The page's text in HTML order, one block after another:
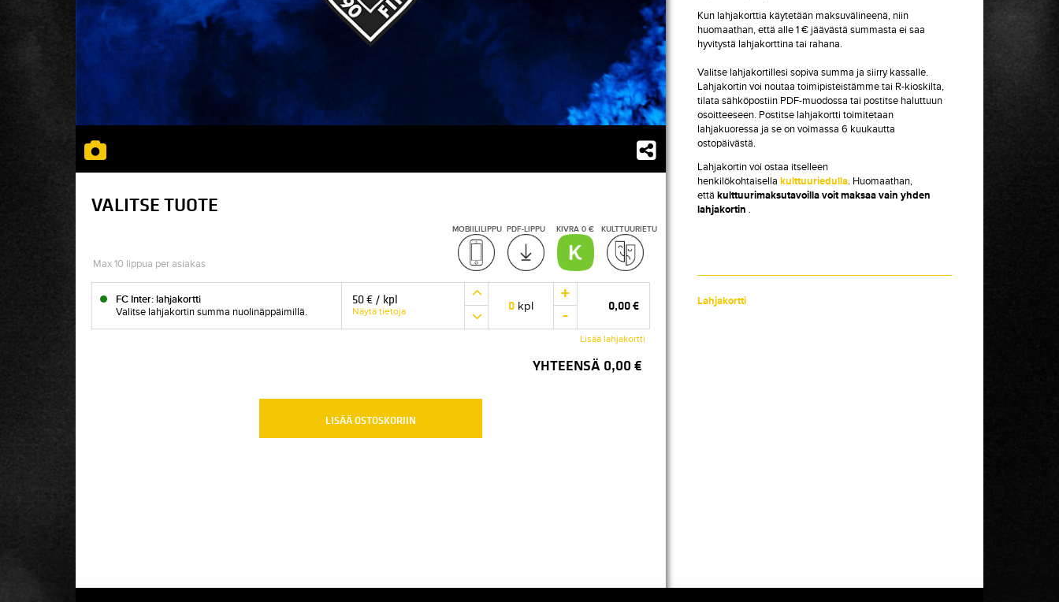
VALITSE TUOTE
Max 10 lippua per asiakas
MOBIILILIPPU PDF-LIPPU KIVRA 0 € KULTTUURIETU
FC Inter: lahjakortti
Valitse lahjakortin summa nuolinäppäimillä.
50€ / kpl
Näytä tietoja 0 kpl
+
0,00€
-
Lisää lahjakortti
YHTEENSÄ 0,00 €
LISÄÄ OSTOSKORIIN
Kun lahjakorttia käytetään maksuvälineenä, niin
huomaathan, että alle 1 € jäävästä summasta ei saa
hyvitystä lahjakorttina tai rahana.
Valitse lahjakortillesi sopiva summa ja siirry kassalle.
Lahjakortin voi noutaa toimipisteistämme tai R-kioskilta,
tilata sähköpostiin PDF-muodossa tai postitse haluttuun
osoitteeseen. Postitse lahjakortti toimitetaan
lahjakuoressa ja se on voimassa 6 kuukautta
ostopäivästä.
Lahjakortin voi ostaa itselleen
henkilökohtaisella kulttuuriedulla. Huomaathan,
että kulttuurimaksutavoilla voit maksaa vain yhden
lahjakortin .
Lahjakortti